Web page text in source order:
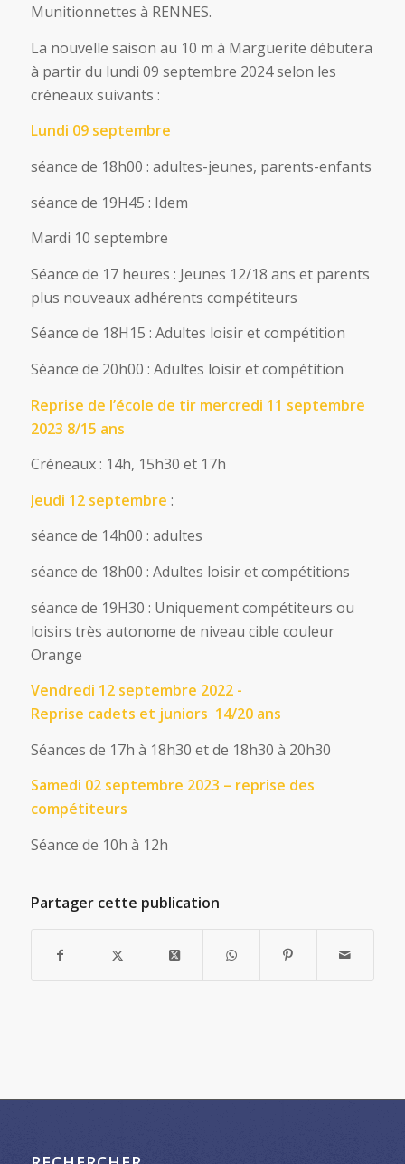
Munitionnettes à RENNES.
La nouvelle saison au 10 m à Marguerite débutera
à partir du lundi 09 septembre 2024 selon les
créneaux suivants :
Lundi 09 septembre
séance de 18h00 : adultes-jeunes, parents-enfants
séance de 19H45 : Idem
Mardi 10 septembre
Séance de 17 heures : Jeunes 12/18 ans et parents
plus nouveaux adhérents compétiteurs
Séance de 18H15 : Adultes loisir et compétition
Séance de 20h00 : Adultes loisir et compétition
Reprise de l’école de tir mercredi 11 septembre
2023 8/15 ans
Créneaux : 14h, 15h30 et 17h
Jeudi 12 septembre :
séance de 14h00 : adultes
séance de 18h00 : Adultes loisir et compétitions
séance de 19H30 : Uniquement compétiteurs ou
loisirs très autonome de niveau cible couleur
Orange
Vendredi 12 septembre 2022 -
Reprise cadets et juniors 14/20 ans
Séances de 17h à 18h30 et de 18h30 à 20h30
Samedi 02 septembre 2023 – reprise des
compétiteurs
Séance de 10h à 12h
Partager cette publication